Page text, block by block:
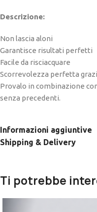
Descrizione:
Non lascia aloni
Garantisce risultati perfetti
Facile da risciacquare
Scorrevolezza perfetta
Provalo in combinazione
senza precedenti.
Informazioni aggiuntive
Shipping & Delivery
Ti potrebbe